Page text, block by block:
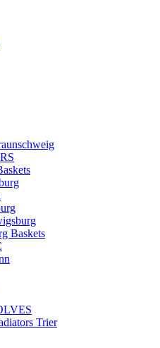
Baskets
Trier